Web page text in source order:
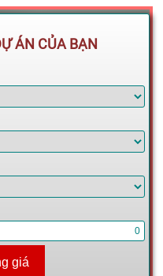
ÁN CỦA BẠN
giá